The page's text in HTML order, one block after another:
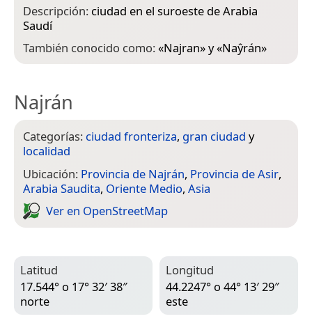
Descripción: ciudad en el suroeste de Arabia
Saudí
También conocido como:«Najran» y «Naŷrán»
Najrán
Categorías: ciudad fronteriza, gran ciudad y
localidad
Ubicación: Provincia de Najrán, Provincia de Asir,
Arabia Saudita, Oriente Medio, Asia
Ver en Open­Street­Map
Latitud
17.544° o 17° 32′ 38″
norte
Longitud
44.2247° o 44° 13′ 29″
este